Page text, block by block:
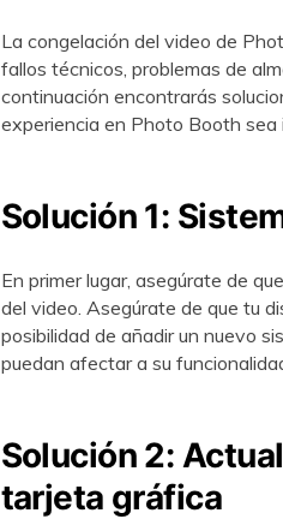
La congelación del video de
fallos técnicos, problemas de
continuación encontrarás
experiencia en Photo Booth sea
Solución 1:
En primer lugar, asegúrate de
del video. Asegúrate de que tu
posibilidad de añadir un nuevo
puedan afectar a su
Solución 2:
tarjeta gráfica